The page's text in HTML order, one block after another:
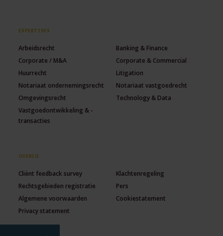
EXPERTISES
Arbeidsrecht
Banking & Finance
Corporate / M&A
Corporate & Commercial
Huurrecht
Litigation
Notariaat ondernemingsrecht
Notariaat vastgoedrecht
Omgevingsrecht
Technology & Data
Vastgoedontwikkeling & -
transacties
OVERIG
Cliënt feedback survey
Klachtenregeling
Rechtsgebieden registratie
Pers
Algemene voorwaarden
Cookiestatement
Privacy statement